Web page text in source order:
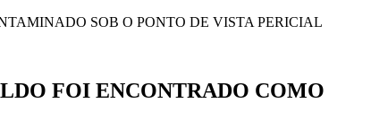
FOI ENCONTRADO COMO